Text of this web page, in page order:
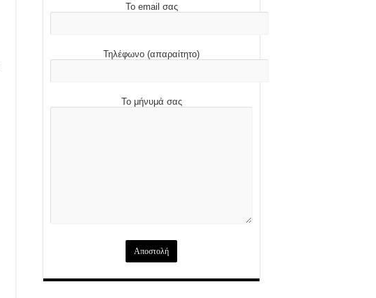
Το email σας
Τηλέφωνο (απαραίτητο)
Το μήνυμά σας